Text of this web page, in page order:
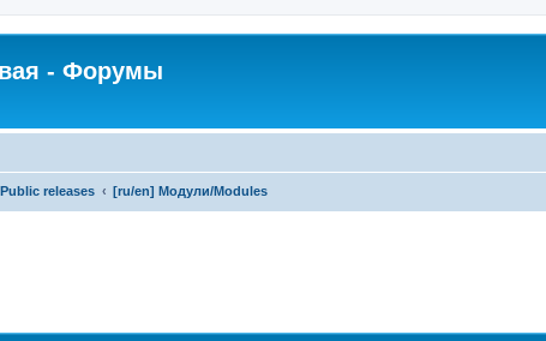
- Форумы
releases [ru/en] Модули/Modules